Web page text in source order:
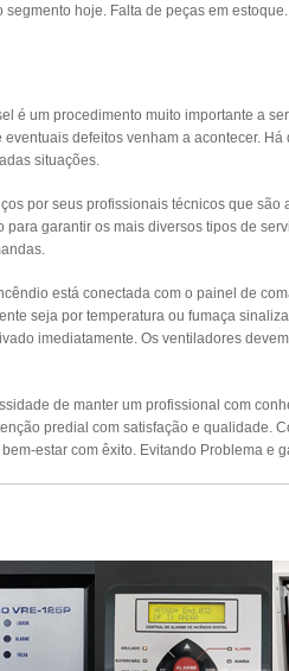
hoje. Falta de peças em estoque.
é um procedimento muito importante a
defeitos venham a acontecer.
situações.
por seus profissionais técnicos que
garantir os mais diversos tipos de
está conectada com o painel de
seja por temperatura ou fumaça
imediatamente. Os ventiladores
de manter um profissional com
predial com satisfação e qualidade.
estar com êxito. Evitando Problema e